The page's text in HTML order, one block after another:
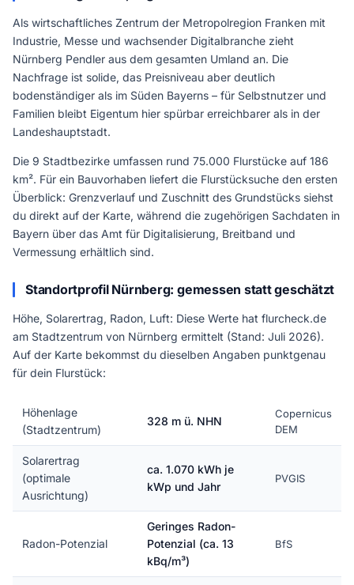
Als wirtschaftliches Zentrum der Metropolregion Franken mit
Industrie, Messe und wachsender Digitalbranche zieht
Nürnberg Pendler aus dem gesamten Umland an. Die
Nachfrage ist solide, das Preisniveau aber deutlich
bodenständiger als im Süden Bayerns – für Selbstnutzer und
Familien bleibt Eigentum hier spürbar erreichbarer als in der
Landeshauptstadt.
Die 9 Stadtbezirke umfassen rund 75.000 Flurstücke auf 186
km². Für ein Bauvorhaben liefert die Flurstücksuche den ersten
Überblick: Grenzverlauf und Zuschnitt des Grundstücks siehst
du direkt auf der Karte, während die zugehörigen Sachdaten in
Bayern über das Amt für Digitalisierung, Breitband und
Vermessung erhältlich sind.
Standortprofil Nürnberg: gemessen statt geschätzt
Höhe, Solarertrag, Radon, Luft: Diese Werte hat flurcheck.de
am Stadtzentrum von Nürnberg ermittelt (Stand: Juli 2026).
Auf der Karte bekommst du dieselben Angaben punktgenau
für dein Flurstück:
Höhenlage
(Stadtzentrum)
328 m ü. NHN
Copernicus
DEM
Solarertrag
(optimale
Ausrichtung)
ca. 1.070 kWh je
kWp und Jahr
PVGIS
Radon-Potenzial
Geringes Radon-
Potenzial (ca. 13
kBq/m³)
BfS